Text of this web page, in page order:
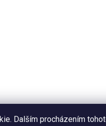
Dalším procházením